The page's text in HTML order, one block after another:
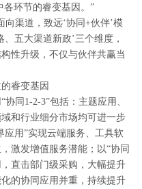
各环节的睿变基因。”
向渠道，致远‘协同+伙伴’模
五大渠道新政’三个维度，
性升级，不仅与伙伴共赢当
睿变基因
同1-2-3”包括：主题应用、
和行业细分市场均可进一步
应用”实现云端服务、工具软
激发增值服务潜能；以“协同
直击部门级采购，大幅提升
的协同应用并重，持续提升